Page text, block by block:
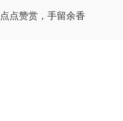
点点赞赏，手留余香